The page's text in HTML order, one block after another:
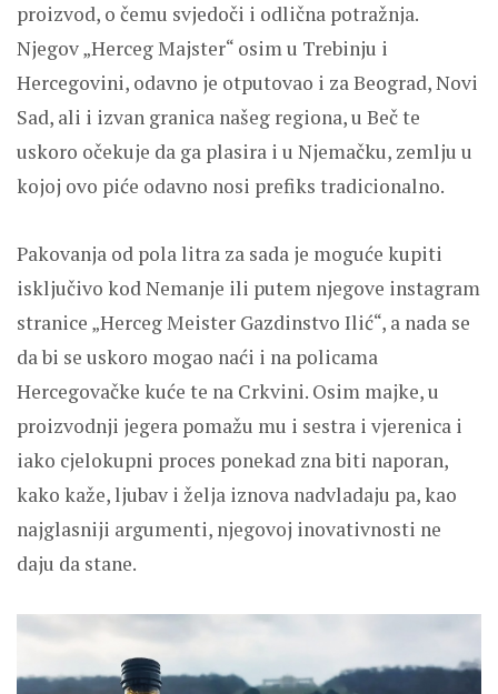
proizvod, o čemu svjedoči i odlična potražnja.
Njegov „Herceg Majster“ osim u Trebinju i
Hercegovini, odavno je otputovao i za Beograd, Novi
Sad, ali i izvan granica našeg regiona, u Beč te
uskoro očekuje da ga plasira i u Njemačku, zemlju u
kojoj ovo piće odavno nosi prefiks tradicionalno.
Pakovanja od pola litra za sada je moguće kupiti
isključivo kod Nemanje ili putem njegove instagram
stranice „Herceg Meister Gazdinstvo Ilić“, a nada se
da bi se uskoro mogao naći i na policama
Hercegovačke kuće te na Crkvini. Osim majke, u
proizvodnji jegera pomažu mu i sestra i vjerenica i
iako cjelokupni proces ponekad zna biti naporan,
kako kaže, ljubav i želja iznova nadvladaju pa, kao
najglasniji argumenti, njegovoj inovativnosti ne
daju da stane.